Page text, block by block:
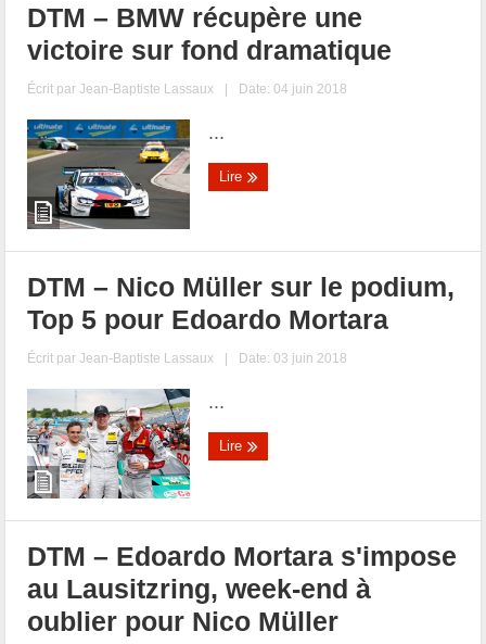
DTM – BMW récupère une
victoire sur fond dramatique
Écrit parJean-Baptiste Lassaux | Date: 04 juin 2018
...
Lire
DTM – Nico Müller sur le podium,
Top 5 pour Edoardo Mortara
Écrit parJean-Baptiste Lassaux | Date: 03 juin 2018
...
Lire
DTM – Edoardo Mortara s'impose
au Lausitzring, week-end à
oublier pour Nico Müller